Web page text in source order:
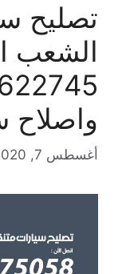
تصليح
الشعب
واصلاح
أغسطس 7, 2020